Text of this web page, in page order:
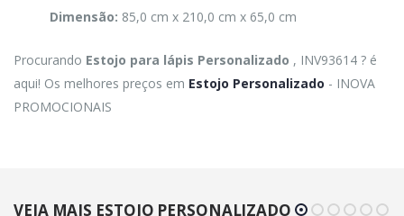
Dimensão: 85,0 cm x 210,0 cm x 65,0 cm
Procurando Estojo para lápis Personalizado , INV93614 ? é
aqui! Os melhores preços em Estojo Personalizado - INOVA
PROMOCIONAIS
VEJA MAIS ESTOJO PERSONALIZADO